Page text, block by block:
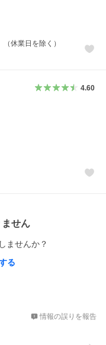
休業日を除く）
4.60
せん
ませんか？
る
情報の誤りを報告